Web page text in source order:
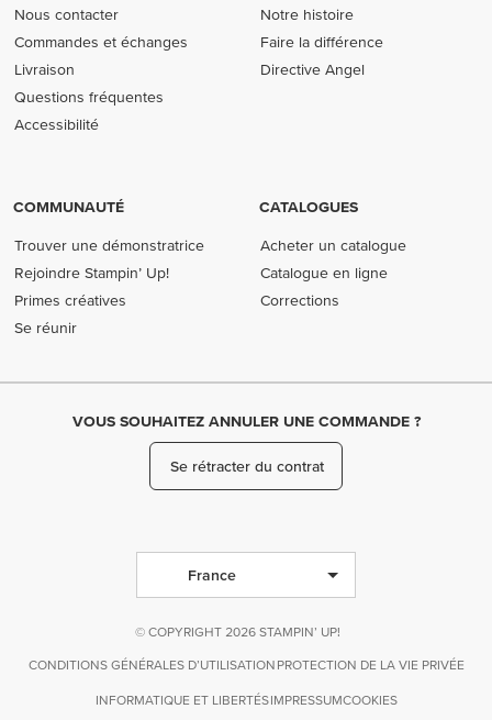
Nous contacter
Commandes et échanges
Livraison
Questions fréquentes
Accessibilité
Notre histoire
Faire la différence
Directive Angel
COMMUNAUTÉ
Trouver une démonstratrice
Rejoindre Stampin’ Up!
Primes créatives
Se réunir
CATALOGUES
Acheter un catalogue
Catalogue en ligne
Corrections
VOUS SOUHAITEZ ANNULER UNE COMMANDE ?
Se rétracter du contrat
France
© COPYRIGHT 2026 STAMPIN’ UP!
CONDITIONS GÉNÉRALES D’UTILISATION PROTECTION DE LA VIE PRIVÉE
INFORMATIQUE ET LIBERTÉSIMPRESSUMCOOKIES